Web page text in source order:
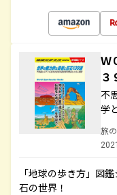
Ｗ
３
不
学
旅
「地球の歩き方」図
石の世界！